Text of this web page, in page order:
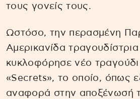
τους γονείς τους.
Ωστόσο, την περασμένη
Αμερικανίδα
κυκλοφόρησε νέο τραγούδι
«Secrets», το οποίο, όπως
αναφορά στην αποξένωσή